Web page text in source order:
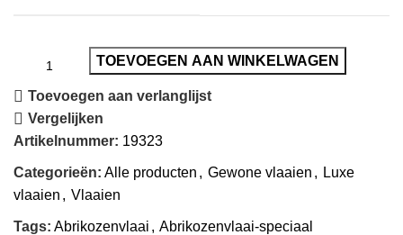
TOEVOEGEN AAN WINKELWAGEN
Toevoegen aan verlanglijst
Vergelijken
Artikelnummer: 19323
Categorieën: Alle producten , Gewone vlaaien , Luxe
vlaaien , Vlaaien
Tags: Abrikozenvlaai , Abrikozenvlaai-speciaal